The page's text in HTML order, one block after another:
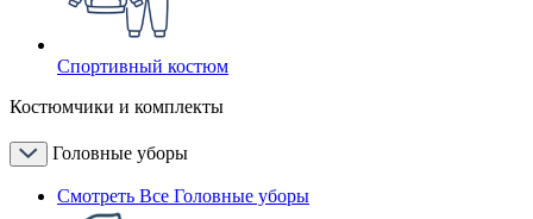
Спортивный костюм
Костюмчики и комплекты
Головные уборы
Смотреть Все Головные уборы